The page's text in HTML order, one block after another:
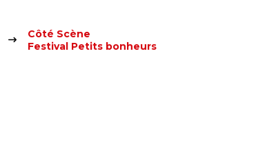
Côté Scène
Festival Petits bonheurs